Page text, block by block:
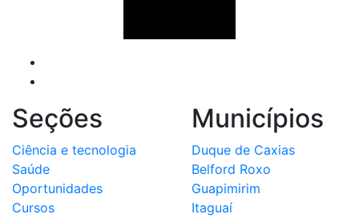
Seções
Ciência e tecnologia
Saúde
Oportunidades
Cursos
Municípios
Duque de Caxias
Belford Roxo
Guapimirim
Itaguaí